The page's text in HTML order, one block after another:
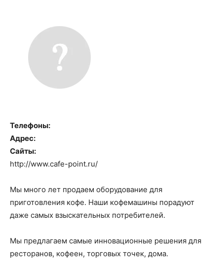
Телефоны:
Адрес:
Сайты:
http://www.cafe-point.ru/
Мы много лет продаем оборудование для
приготовления кофе. Наши кофемашины порадуют
даже самых взыскательных потребителей.
Мы предлагаем самые инновационные решения для
ресторанов, кофеен, торговых точек, дома.